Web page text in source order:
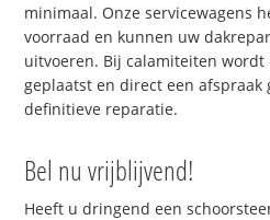
minimaal. Onze servicewagens
voorraad en kunnen uw
uitvoeren. Bij calamiteiten
geplaatst en direct een afspraak
definitieve reparatie.
Bel nu vrijblijvend!
Heeft u dringend een